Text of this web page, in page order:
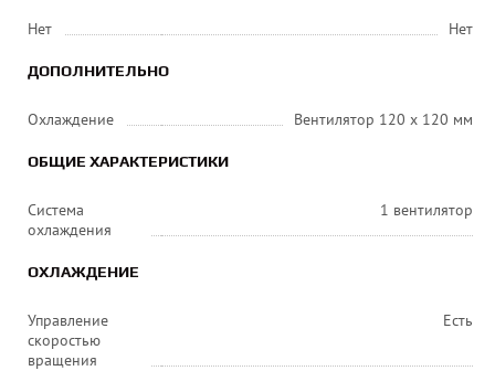
Нет Нет
ДОПОЛНИТЕЛЬНО
Охлаждение Вентилятор 120 x 120 мм
ОБЩИЕ ХАРАКТЕРИСТИКИ
Система
охлаждения
1 вентилятор
ОХЛАЖДЕНИЕ
Управление
скоростью
вращения
Есть